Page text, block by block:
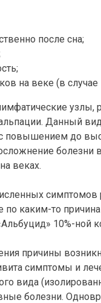
после сна;
на веке (в случае
Данный
повышением до
веках.
каким-то
10%-ной
причины
симптомы и
вида
болезни.